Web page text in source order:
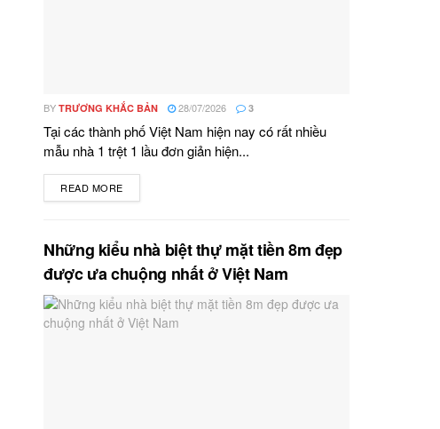
BY TRƯƠNG KHẮC BẢN 28/07/2026 3
Tại các thành phố Việt Nam hiện nay có rất nhiều
mẫu nhà 1 trệt 1 lầu đơn giản hiện...
READ MORE
Những kiểu nhà biệt thự mặt tiền 8m đẹp
được ưa chuộng nhất ở Việt Nam